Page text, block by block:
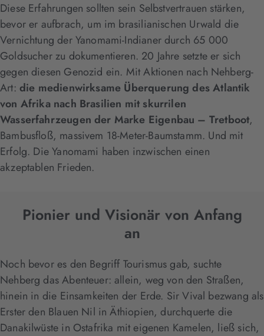
Diese Erfahrungen sollten sein Selbstvertrauen stärken,
bevor er aufbrach, um im brasilianischen Urwald die
Vernichtung der Yanomami-Indianer durch 65 000
Goldsucher zu dokumentieren. 20 Jahre setzte er sich
gegen diesen Genozid ein. Mit Aktionen nach Nehberg-
Art: die medienwirksame Überquerung des Atlantik
von Afrika nach Brasilien mit skurrilen
Wasserfahrzeugen der Marke Eigenbau – Tretboot,
Bambusfloß, massivem 18-Meter-Baumstamm. Und mit
Erfolg. Die Yanomami haben inzwischen einen
akzeptablen Frieden.
Pionier und Visionär von Anfang
an
Noch bevor es den Begriff Tourismus gab, suchte
Nehberg das Abenteuer: allein, weg von den Straßen,
hinein in die Einsamkeiten der Erde. Sir Vival bezwang als
Erster den Blauen Nil in Äthiopien, durchquerte die
Danakilwüste in Ostafrika mit eigenen Kamelen, ließ sich,